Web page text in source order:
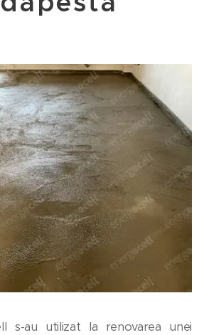
s-au utilizat la renovarea unei